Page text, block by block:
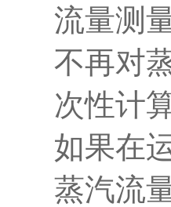
流量测
不再对
次性计
如果在
蒸汽流